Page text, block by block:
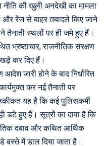
नीति की खुली अनदेखी का मामला
और रेंज से बाहर तबादले किए जाने
तैनाती स्थलों पर ही जमे हुए हैं।
भ्रष्टाचार, राजनीतिक संरक्षण
कर दिए हैं।
जारी होने के बाद निर्धारित
कर नई तैनाती पर
यह है कि कई पुलिसकर्मी
डटे हुए हैं। सूत्रों का दावा है कि
दबाव और कथित आर्थिक
में डाल दिया जाता है।